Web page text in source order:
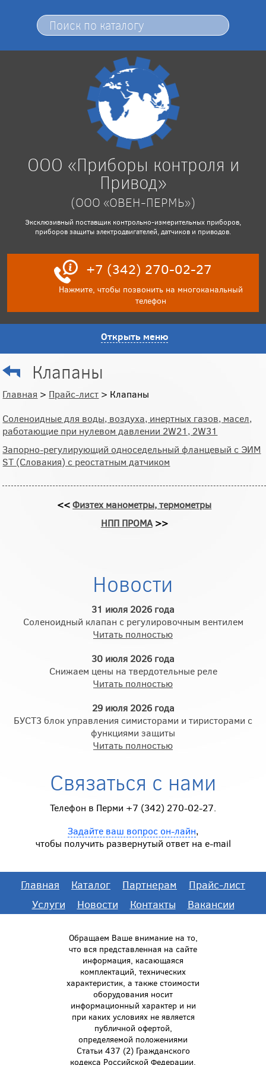
ООО «Приборы контроля и
Привод»
(ООО «ОВЕН-ПЕРМЬ»)
Эксклюзивный поставщик контрольно-измерительных приборов,
приборов защиты электродвигателей, датчиков и приводов.
+7 (342) 270-02-27
Нажмите, чтобы позвонить на многоканальный
телефон
Открыть меню
Клапаны
Главная > Прайс-лист > Клапаны
Соленоидные для воды, воздуха, инертных газов, масел,
работающие при нулевом давлении 2W21, 2W31
Запорно-регулирующий односедельный фланцевый с ЭИМ
ST (Словакия) с реостатным датчиком
<<Физтех манометры, термометры
НПП ПРОМА>>
Новости
31 июля 2026 года
Соленоидный клапан с регулировочным вентилем
Читать полностью
30 июля 2026 года
Снижаем цены на твердотельные реле
Читать полностью
29 июля 2026 года
БУСТ3 блок управления симисторами и тиристорами с
функциями защиты
Читать полностью
Связаться с нами
Телефон в Перми +7 (342) 270-02-27.
Задайте ваш вопрос он-лайн,
чтобы получить развернутый ответ на e-mail
Главная Каталог Партнерам
Прайс-лист
Услуги
Новости Контакты Вакансии
Обращаем Ваше внимание на то,
что вся представленная на сайте
информация, касающаяся
комплектаций, технических
характеристик, а также стоимости
оборудования носит
информационный характер и ни
при каких условиях не является
публичной офертой,
определяемой положениями
Статьи 437 (2) Гражданского
кодекса Российской Федерации.